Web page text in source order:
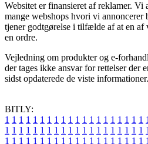
Websitet er finansieret af reklamer. Vi
mange webshops hvori vi annoncerer
tjener godtgørelse i tilfælde af at en af
en ordre.
Vejledning om produkter og e-
der tages ikke ansvar for rettelser der
sidst opdaterede de viste informationer.
BITLY:
1 1 1 1 1 1 1 1 1 1 1 1 1 1 1 1 1 1 1 1
1 1 1 1 1 1 1 1 1 1 1 1 1 1 1 1 1 1 1 1
1 1 1 1 1 1 1 1 1 1 1 1 1 1 1 1 1 1 1 1